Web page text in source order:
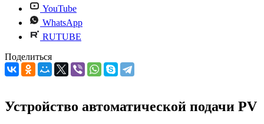
YouTube
WhatsApp
RUTUBE
Поделиться
Устройство автоматической подачи PV